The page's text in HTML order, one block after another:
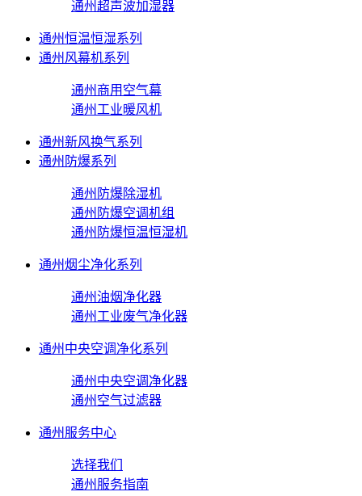
通州超声波加湿器
通州恒温恒湿系列
通州风幕机系列
通州商用空气幕
通州工业暖风机
通州新风换气系列
通州防爆系列
通州防爆除湿机
通州防爆空调机组
通州防爆恒温恒湿机
通州烟尘净化系列
通州油烟净化器
通州工业废气净化器
通州中央空调净化系列
通州中央空调净化器
通州空气过滤器
通州服务中心
选择我们
通州服务指南